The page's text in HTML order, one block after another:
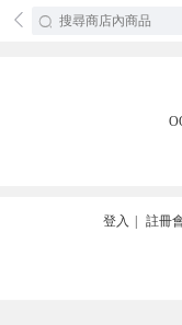
󰄕
登入 註冊